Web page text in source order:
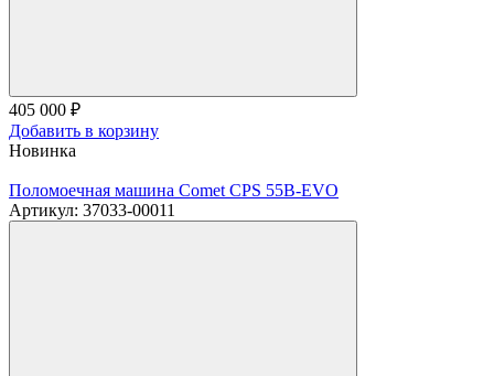
405 000 ₽
Добавить в корзину
Новинка
Поломоечная машина Comet CPS 55B-EVO
Артикул: 37033-00011